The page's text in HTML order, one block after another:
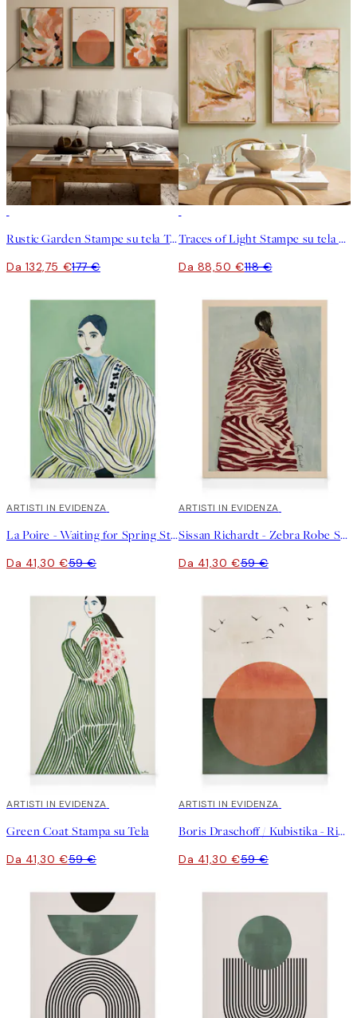
Rustic Garden Stampe su tela Trio
Da 132,75 €177 €
Traces of Light Stampe su tela Duo
Da 88,50 €118 €
30%*
ARTISTI IN EVIDENZA
La Poire - Waiting for Spring Stampa su Tela
Da 41,30 €59 €
30%*
ARTISTI IN EVIDENZA
Sissan Richardt - Zebra Robe Stampa su Tela
Da 41,30 €59 €
30%*
ARTISTI IN EVIDENZA
Green Coat Stampa su Tela
Da 41,30 €59 €
30%*
ARTISTI IN EVIDENZA
Boris Draschoff / Kubistika - Rising Stampa su Tela
Da 41,30 €59 €